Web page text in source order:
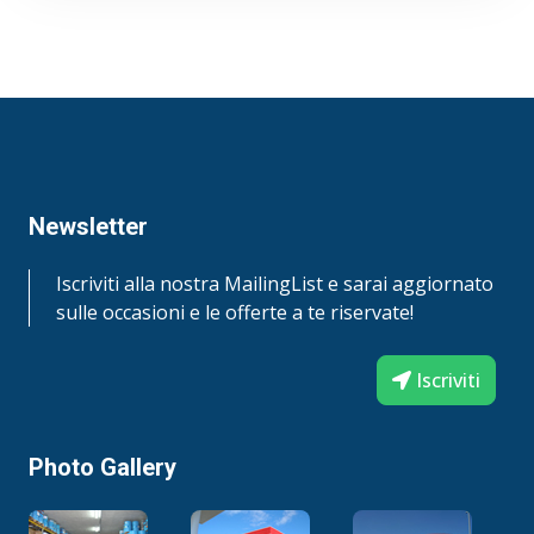
per percorsi stradali a corto e lungo
agricoltura2 Vedere il manuale d’uso per i
requisiti di applicazione OEM e per gli intervalli
all’attrezzatura. Specifiche e
approvazioniMobil Delvac XHP ESP 10W40
incontra o supera i requisiti di:ACEA
E9/E7/E6/E4API CJ-4/ CI-4 Plus/ CI-4JASO DH-
2DAF Extended DrainCummins CES 20081CAT
Mobil Delvac XHP ESP 10W40 possiede le
PlusMAN M 3477/ M 3575/ M 3271-1Categoria
Newsletter
Iscriviti alla nostra MailingList e sarai aggiornato
sulle occasioni e le offerte a te riservate!
Iscriviti
Photo Gallery